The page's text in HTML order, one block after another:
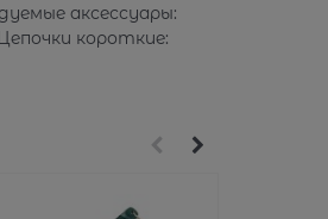
аксессуары:
короткие: